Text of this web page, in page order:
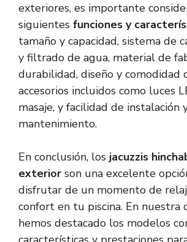
exteriores, es importante
siguientes funciones y
tamaño y capacidad, sistema de
y filtrado de agua, material de
durabilidad, diseño y comodidad
accesorios incluidos como luces
masaje, y facilidad de instalación
mantenimiento.
En conclusión, los jacuzzis
exterior son una excelente
disfrutar de un momento de
confort en tu piscina. En nuestra
hemos destacado los modelos